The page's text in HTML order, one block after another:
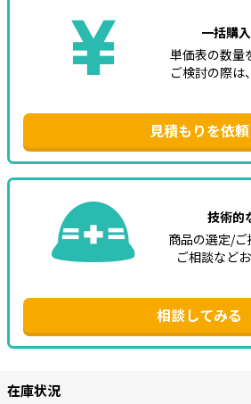
一括購
単価表の数量
ご検討の際は
見積もりを依頼
技術的
商品の選定/
ご相談など
相談してみる
在庫状況